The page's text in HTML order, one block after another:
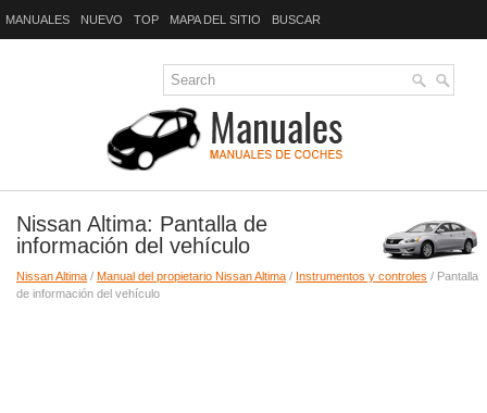
MANUALES NUEVO TOP MAPA DEL SITIO BUSCAR
Nissan Altima: Pantalla de
información del vehículo
Nissan Altima / Manual del propietario Nissan Altima / Instrumentos y controles / Pantalla
de información del vehículo